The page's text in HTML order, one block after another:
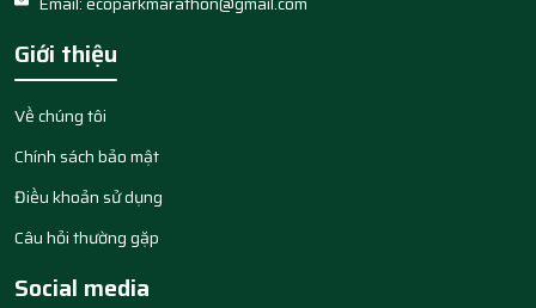
Giới thiệu
Về chúng tôi
Chính sách bảo mật
Điều khoản sử dụng
Câu hỏi thường gặp
Social media